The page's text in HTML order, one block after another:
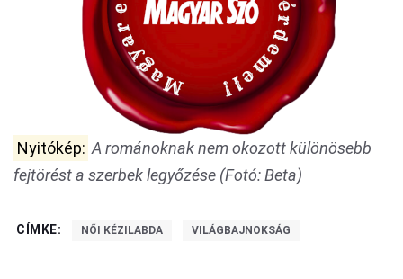
Nyitókép: A románoknak nem okozott különösebb
fejtörést a szerbek legyőzése (Fotó: Beta)
CÍMKE: NŐI KÉZILABDA VILÁGBAJNOKSÁG